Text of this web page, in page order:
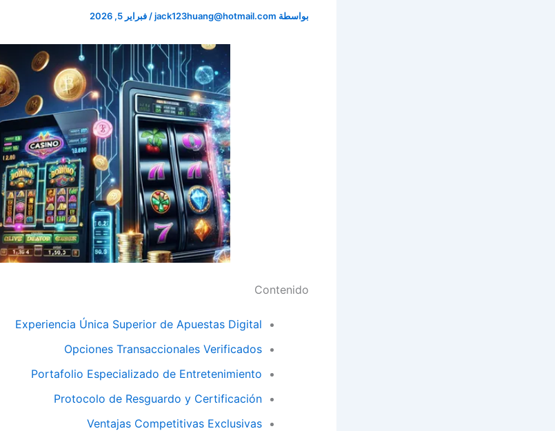
بواسطة jack123huang@hotmail.com
/ فبراير 5, 2026
Contenido
Experiencia Única Superior de Apuestas Digital
Opciones Transaccionales Verificados
Portafolio Especializado de Entretenimiento
Protocolo de Resguardo y Certificación
Ventajas Competitivas Exclusivas